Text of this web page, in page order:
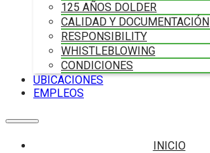
125 AÑOS DOLDER
CALIDAD Y DOCUMENTACIÓN
RESPONSIBILITY
WHISTLEBLOWING
CONDICIONES
UBICACIONES
EMPLEOS
INICIO